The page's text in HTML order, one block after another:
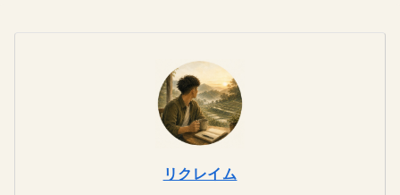
リクレイム